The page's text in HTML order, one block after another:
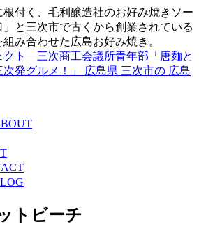
付く、毛利醸造社のお好み焼きソー
と三次市で古くから創業されている
み合わせた広島お好み焼き。
トビーチ